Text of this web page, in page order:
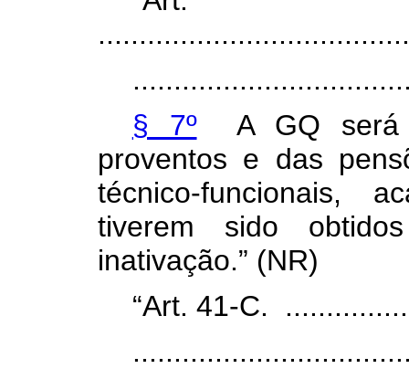
§ 7ºA GQ será
proventos e das
técnico-funcionais,
tiverem sido
inativação.” (NR)
“Art. 41-C.